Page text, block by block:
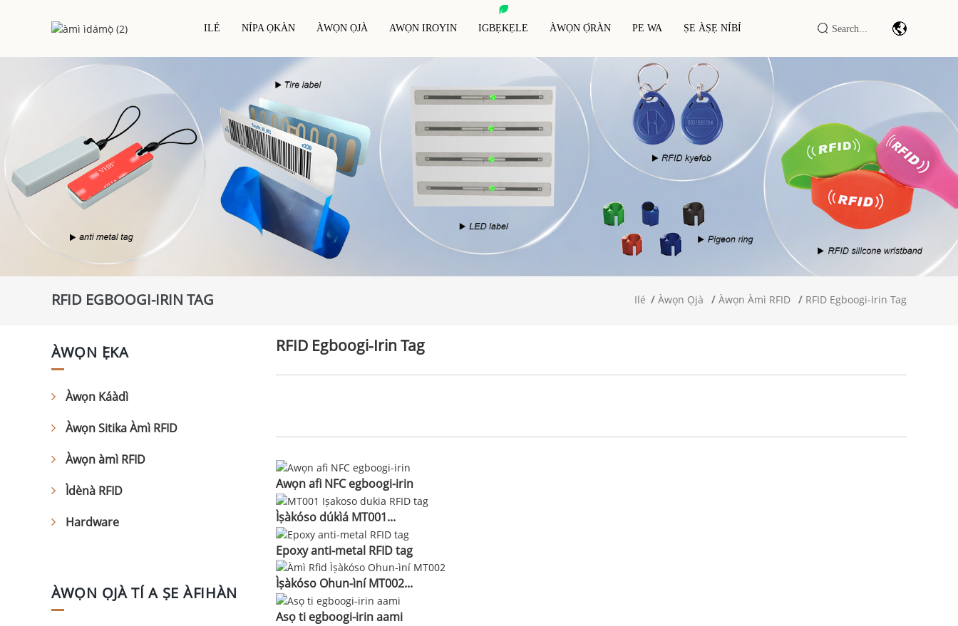
ILÉ NÍPA ỌKÀN ÀWỌN ỌJÀ
Káàdì Kọ́ọ́lù Hótẹ́ẹ̀lì
Àwọn Káàdì PVC
Kaadi RFID / NFC
Kaadi Eposi RFID
Káàdì Tí Ó Dá Lórí Iṣẹ́ Àgbékalẹ̀
Káàdì Rfid Onígi
Káàdì Ìbáṣepọ̀ Pẹ̀lú Eco
RFID Gbẹ Inlay
RFID Wet Inlay/sitika
Àmì/ìlẹ̀tí RFID Funfun
RFID Ẹranko Tag
Ẹ̀gbà Ọwọ́ RFID
Awọn Afi RFID Pataki
Káàdì Ìdènà RFID
Awọn Apa Aso Ìdènà RFID
Àpò Ìdènà RFID
Módùùlì/ẹ̀rọ Ìwádìí Bàkódù
IOT IOT DTU/RTU Ti Ile-Iṣẹ
Olùkàwé/olùkọ̀wé RFID LF/HF/UHF
RFID Smart Minisita / Ibùdó
AWỌN IROYIN IGBẸKẸLE ÀWỌN Ọ̀RÀN PE WA ṢE ÀṢẸ NÍBÍ
RFID EGBOOGI-IRIN TAG Ilé Àwọn Ọjà Àwọn Àmì RFID RFID Egboogi-Irin Tag
ÀWỌN Ẹ̀KA
Àwọn Káàdì
Àwọn Sitika Àmì RFID
Àwọn àmì RFID
Ìdènà RFID
Hardware
ÀWỌN ỌJÀ TÍ A ṢE ÀFIHÀN
RFID Egboogi-Irin Tag
Awọn afi NFC egboogi-irin
Ìṣàkóso dúkìá MT001...
Epoxy anti-metal RFID tag
Ìṣàkóso Ohun-ìní MT002...
Asọ ti egboogi-irin aami